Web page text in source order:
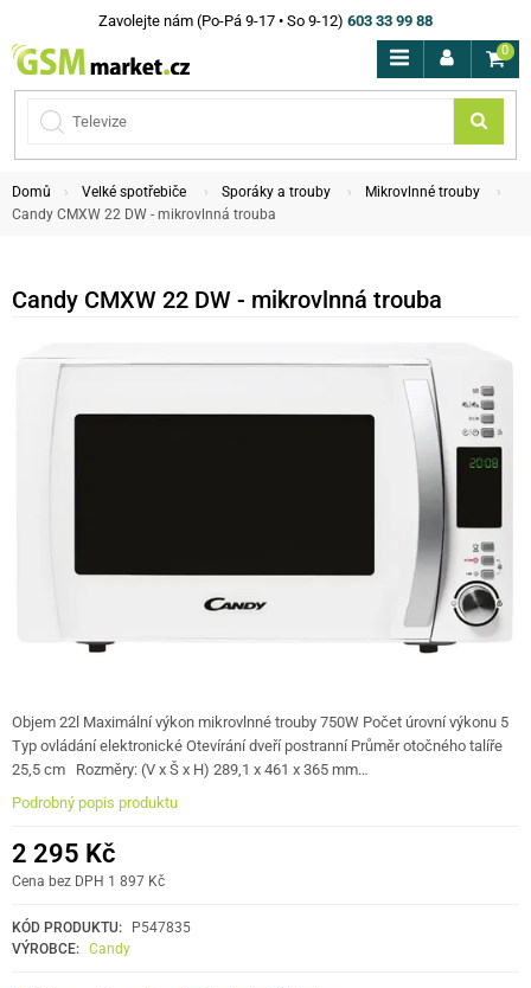
Zavolejte nám (Po-Pá 9-17 • So 9-12) 603 33 99 88
0
Domů Velké spotřebiče Sporáky a trouby
Mikrovlnné trouby
Candy CMXW 22 DW - mikrovlnná trouba
Candy CMXW 22 DW - mikrovlnná trouba
Objem 22l Maximální výkon mikrovlnné trouby 750W Počet úrovní výkonu 5
Typ ovládání elektronické Otevírání dveří postranní Průměr otočného talíře
25,5 cm Rozměry: (V x Š x H) 289,1 x 461 x 365 mm…
Podrobný popis produktu
2 295 Kč
Cena bez DPH 1 897 Kč
KÓD PRODUKTU:
P547835
VÝROBCE: Candy